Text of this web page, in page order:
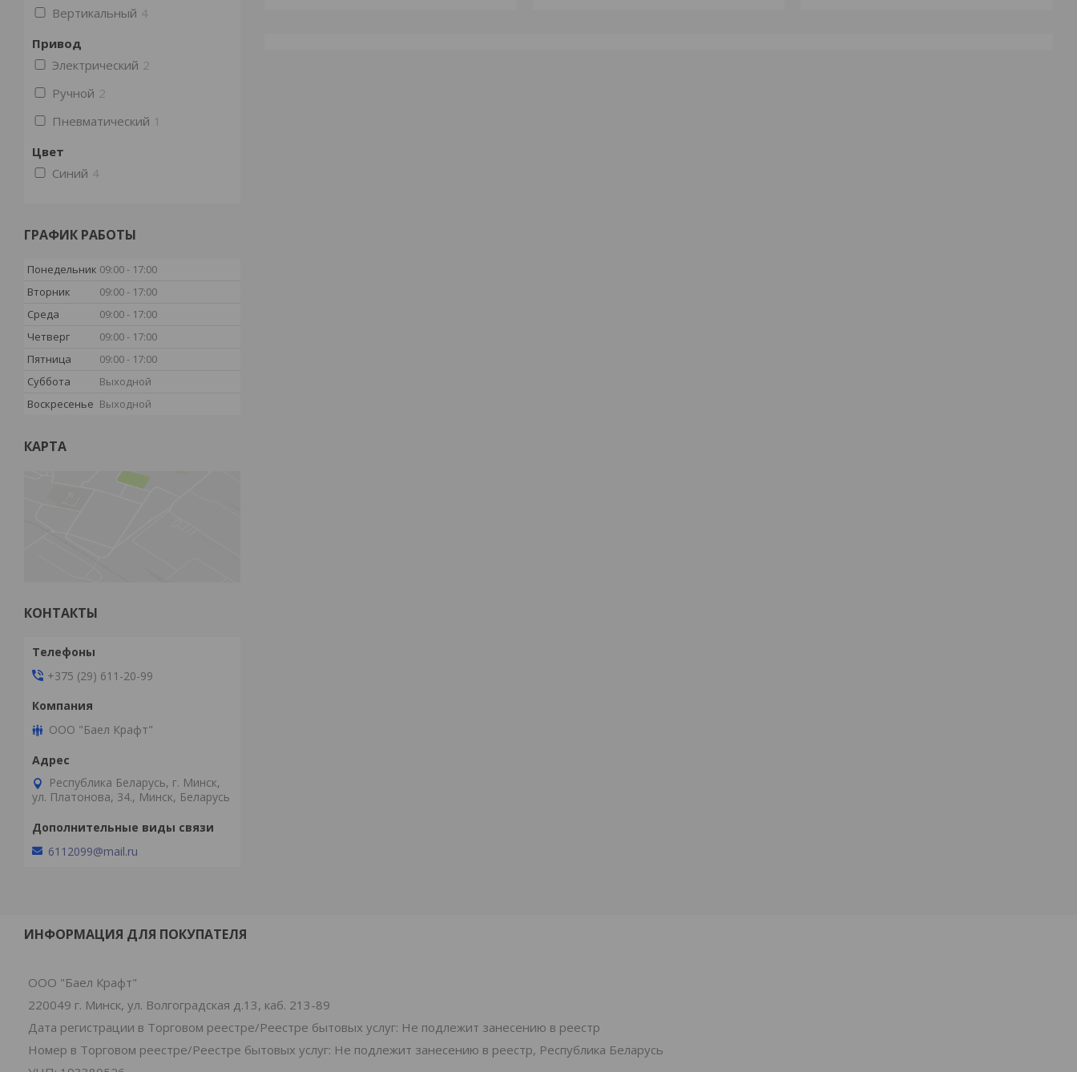
Вертикальный 4
Привод
Электрический 2
Ручной 2
Пневматический 1
Цвет
Синий 4
ГРАФИК РАБОТЫ
Понедельник 09:00
17:00
Вторник
09:00
17:00
Среда
09:00
17:00
Четверг
09:00
17:00
Пятница
09:00
17:00
Суббота
Выходной
Воскресенье Выходной
КАРТА
КОНТАКТЫ
+375 (29) 611-20-99
ООО "Баел Крафт"
Республика Беларусь, г. Минск,
ул. Платонова, 34., Минск, Беларусь
6112099@mail.ru
ИНФОРМАЦИЯ ДЛЯ ПОКУПАТЕЛЯ
ООО "Баел Крафт"
220049 г. Минск, ул. Волгоградская д.13, каб. 213-89
Дата регистрации в Торговом реестре/Реестре бытовых услуг: Не подлежит занесению в реестр
Номер в Торговом реестре/Реестре бытовых услуг: Не подлежит занесению в реестр, Республика Беларусь